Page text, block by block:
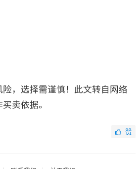
，选择需谨慎！此文转自网络
卖依据。
赞